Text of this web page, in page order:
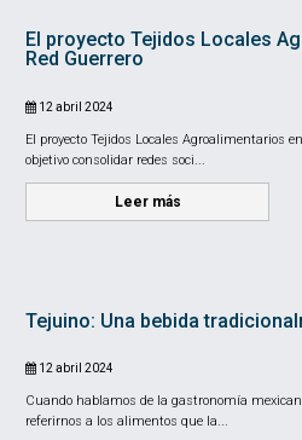
El proyecto Tejidos Locales
Red Guerrero
12 abril 2024
El proyecto Tejidos Locales Agroalimentarios
objetivo consolidar redes soci...
Leer más
Tejuino: Una bebida
12 abril 2024
Cuando hablamos de la gastronomía
referirnos a los alimentos que la...